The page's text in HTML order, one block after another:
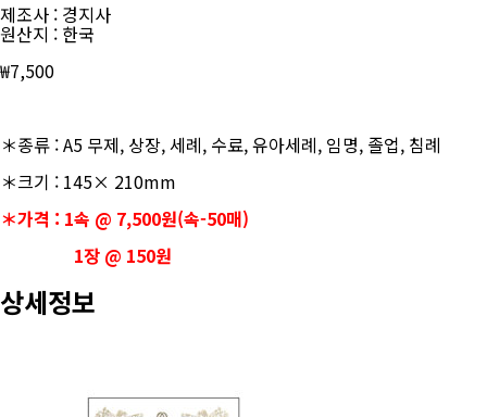
제조사 : 경지사
원산지 : 한국
₩7,500
＊종류 : A5 무제, 상장, 세례, 수료, 유아세례, 임명, 졸업, 침례
＊크기 : 145× 210mm
＊가격 : 1속 @ 7,500원(속-50매)
1장 @ 150원
상세정보